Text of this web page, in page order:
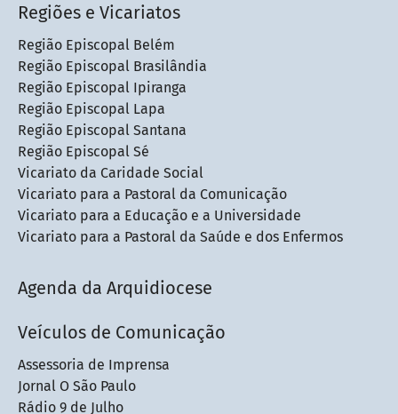
Regiões e Vicariatos
Região Episcopal Belém
Região Episcopal Brasilândia
Região Episcopal Ipiranga
Região Episcopal Lapa
Região Episcopal Santana
Região Episcopal Sé
Vicariato da Caridade Social
Vicariato para a Pastoral da Comunicação
Vicariato para a Educação e a Universidade
Vicariato para a Pastoral da Saúde e dos Enfermos
Agenda da Arquidiocese
Veículos de Comunicação
Assessoria de Imprensa
Jornal O São Paulo
Rádio 9 de Julho